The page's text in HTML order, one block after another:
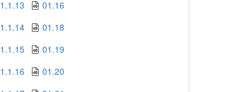
1.1.13
01.16
1.1.14
01.18
1.1.15
01.19
1.1.16
01.20